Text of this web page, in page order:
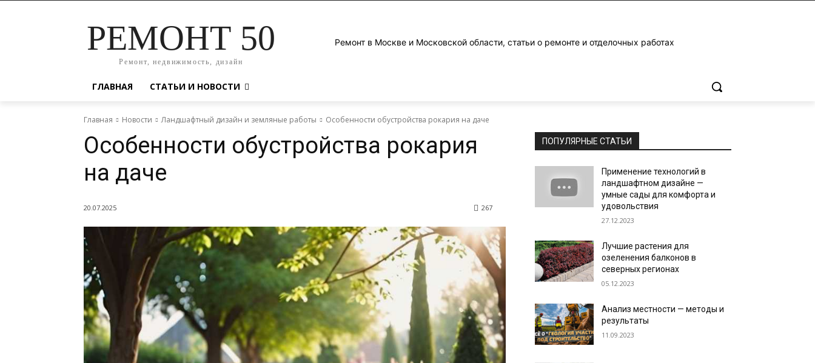
РЕМОНТ 50
Ремонт, недвижимость, дизайн
Ремонт в Москве и Московской области, статьи о ремонте и отделочных работах
ГЛАВНАЯ СТАТЬИ И НОВОСТИ
Главная Новости Ландшафтный дизайн и земляные работы Особенности обустройства рокария на даче
Особенности обустройства рокария
на даче
20.07.2025 267
ПОПУЛЯРНЫЕ СТАТЬИ
Применение технологий в
ландшафтном дизайне —
умные сады для комфорта и
удовольствия
27.12.2023
Лучшие растения для
озеленения балконов в
северных регионах
05.12.2023
Анализ местности — методы и
результаты
11.09.2023